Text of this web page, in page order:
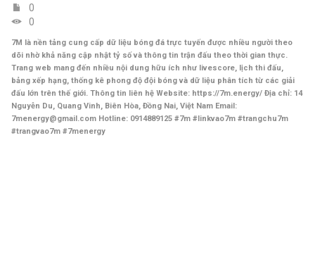
0
0
7M là nền tảng cung cấp dữ liệu bóng đá trực tuyến được nhiều người theo
dõi nhờ khả năng cập nhật tỷ số và thông tin trận đấu theo thời gian thực.
Trang web mang đến nhiều nội dung hữu ích như livescore, lịch thi đấu,
bảng xếp hạng, thống kê phong độ đội bóng và dữ liệu phân tích từ các giải
đấu lớn trên thế giới. Thông tin liên hệ Website: https://7m.energy/ Địa chỉ: 14
Nguyễn Du, Quang Vinh, Biên Hòa, Đồng Nai, Việt Nam Email:
7menergy@gmail.com Hotline: 0914889125 #7m #linkvao7m #trangchu7m
#trangvao7m #7menergy